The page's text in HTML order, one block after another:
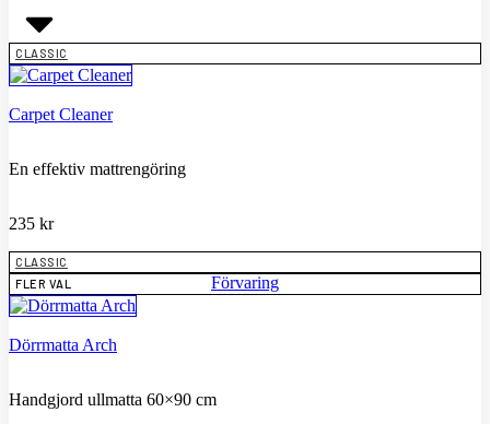
Förvaring
CLASSIC
Carpet Cleaner
En effektiv mattrengöring
235 kr
CLASSIC
FLER VAL
Dörrmatta Arch
Handgjord ullmatta 60×90 cm